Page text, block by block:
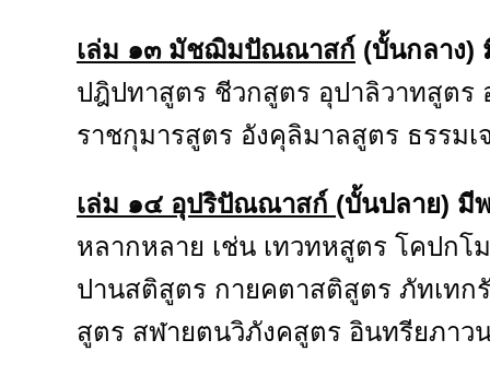
เล่ม ๑๓ มัชฌิมปัณณาสก์ (บั้นกลาง)
ปฎิปทาสูตร ชีวกสูตร อุปาลิวาทสูต
ราชกุมารสูตร อังคุลิมาลสูตร ธรรมเ
เล่ม ๑๔ อุปริปัณณาสก์ (บั้นปลาย) มี
หลากหลาย เช่น เทวทหสูตร โคปก
ปานสติสูตร กายคตาสติสูตร ภัทเท
สูตร สฬายตนวิภังคสูตร อินทรียภาว